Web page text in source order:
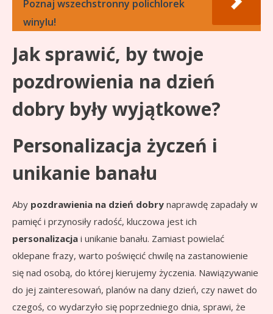
Poznaj wszechstronny polichlorek
winylu!
Jak sprawić, by twoje
pozdrowienia na dzień
dobry były wyjątkowe?
Personalizacja życzeń i
unikanie banału
Aby pozdrawienia na dzień dobry naprawdę zapadały w
pamięć i przynosiły radość, kluczowa jest ich
personalizacja i unikanie banału. Zamiast powielać
oklepane frazy, warto poświęcić chwilę na zastanowienie
się nad osobą, do której kierujemy życzenia. Nawiązywanie
do jej zainteresowań, planów na dany dzień, czy nawet do
czegoś, co wydarzyło się poprzedniego dnia, sprawi, że